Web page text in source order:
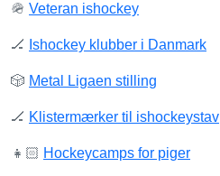
🪖 Veteran ishockey
🏒 Ishockey klubber i Danmark
🎲 Metal Ligaen stilling
🏒 Klistermærker til ishockeystav
👧🏻 Hockeycamps for piger